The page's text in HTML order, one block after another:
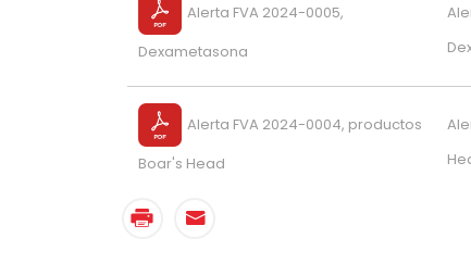
Alerta FVA 2024-0005,
Dexametasona
Alerta FVA 2024-0004, productos
Boar's Head